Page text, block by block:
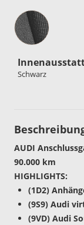
Innenausstattung
Schwarz
AUDI
90.000 km
HIGHLIGHTS:
(1D2)
(9S9) Audi
(9VD) Audi